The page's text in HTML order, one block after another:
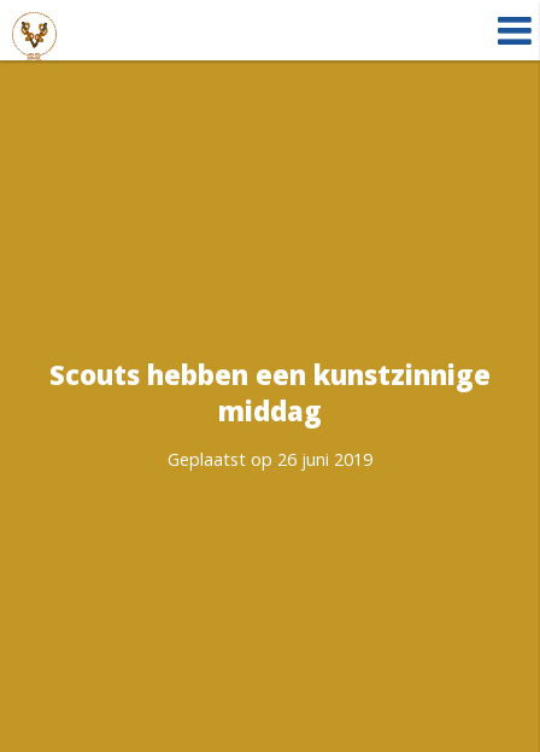
Scouts hebben een kunstzinnige
middag
Geplaatst op 26 juni 2019